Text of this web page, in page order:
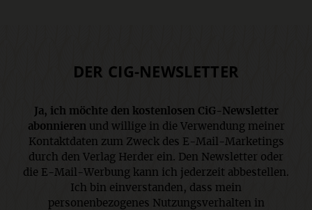
DER CIG-NEWSLETTER
Ja, ich möchte den kostenlosen CiG-Newsletter
abonnierenund willige in die Verwendung meiner
Kontaktdaten zum Zweck des E-Mail-Marketings
durch den Verlag Herder ein. Den Newsletter oder
die E-Mail-Werbung kann ich jederzeit abbestellen.
Ich bin einverstanden, dass mein
personenbezogenes Nutzungsverhalten in